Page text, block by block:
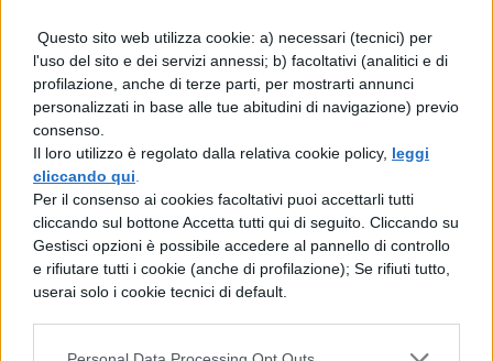
Questo sito web utilizza cookie: a) necessari (tecnici) per
l'uso del sito e dei servizi annessi; b) facoltativi (analitici e di
profilazione, anche di terze parti, per mostrarti annunci
personalizzati in base alle tue abitudini di navigazione) previo
consenso.
Il loro utilizzo è regolato dalla relativa cookie policy, leggi
cliccando qui
Per il consenso ai cookies facoltativi puoi accettarli tutti
cliccando sul bottone Accetta tutti qui di seguito. Cliccando su
Gestisci opzioni è possibile accedere al pannello di controllo
e rifiutare tutti i cookie (anche di profilazione); Se rifiuti tutto,
userai solo i cookie tecnici di default.
ANTONIO LIGABUE: ELIO GERMANO
LIGABUE ADOLESCENTE: OLIVER
JOHANN EWY
LIGABUE BAMBINO: LEONARDO
CARROZZO
PIETRO TRALDI